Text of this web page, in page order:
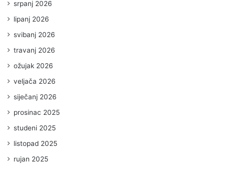
srpanj 2026
lipanj 2026
svibanj 2026
travanj 2026
ožujak 2026
veljača 2026
siječanj 2026
prosinac 2025
studeni 2025
listopad 2025
rujan 2025